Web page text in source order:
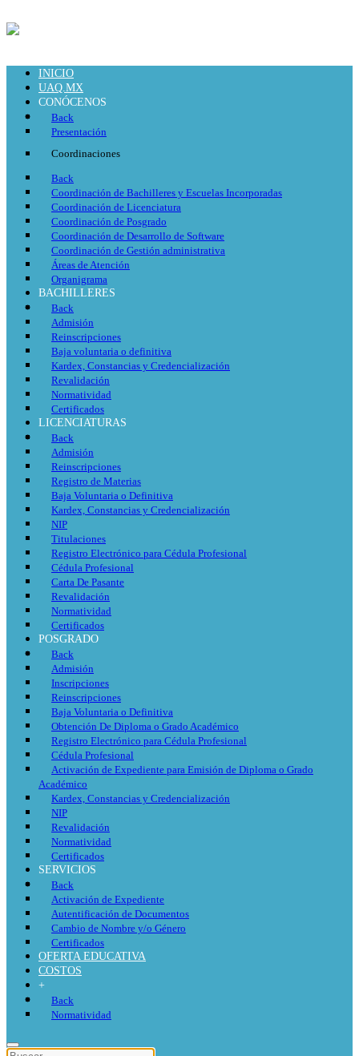
INICIO
UAQ.MX
CONÓCENOS
Back
Presentación
Coordinaciones
Back
Coordinación de Bachilleres y Escuelas Incorporadas
Coordinación de Licenciatura
Coordinación de Posgrado
Coordinación de Desarrollo de Software
Coordinación de Gestión administrativa
Áreas de Atención
Organigrama
BACHILLERES
Back
Admisión
Reinscripciones
Baja voluntaria o definitiva
Kardex, Constancias y Credencialización
Revalidación
Normatividad
Certificados
LICENCIATURAS
Back
Admisión
Reinscripciones
Registro de Materias
Baja Voluntaria o Definitiva
Kardex, Constancias y Credencialización
NIP
Titulaciones
Registro Electrónico para Cédula Profesional
Cédula Profesional
Carta De Pasante
Revalidación
Normatividad
Certificados
POSGRADO
Back
Admisión
Inscripciones
Reinscripciones
Baja Voluntaria o Definitiva
Obtención De Diploma o Grado Académico
Registro Electrónico para Cédula Profesional
Cédula Profesional
Activación de Expediente para Emisión de Diploma o Grado
Académico
Kardex, Constancias y Credencialización
NIP
Revalidación
Normatividad
Certificados
SERVICIOS
Back
Activación de Expediente
Autentificación de Documentos
Cambio de Nombre y/o Género
Certificados
OFERTA EDUCATIVA
COSTOS
+
Back
Normatividad